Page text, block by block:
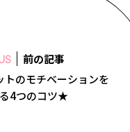
前の記事
トのモチベーションを
4つのコツ★